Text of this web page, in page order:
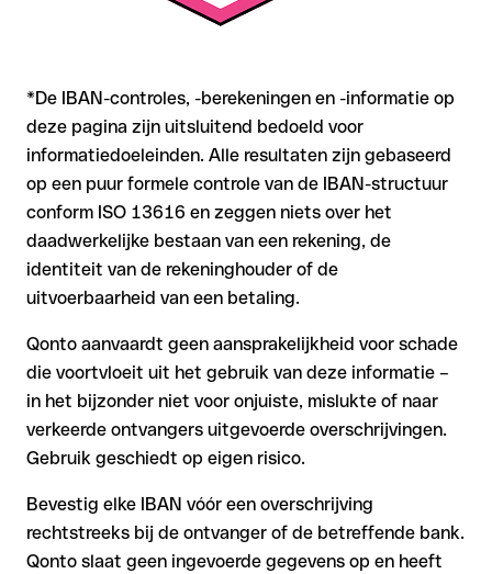
*De IBAN-controles, -berekeningen en -informatie op
deze pagina zijn uitsluitend bedoeld voor
informatiedoeleinden. Alle resultaten zijn gebaseerd
op een puur formele controle van de IBAN-structuur
conform ISO 13616 en zeggen niets over het
daadwerkelijke bestaan van een rekening, de
identiteit van de rekeninghouder of de
uitvoerbaarheid van een betaling.
Qonto aanvaardt geen aansprakelijkheid voor schade
die voortvloeit uit het gebruik van deze informatie –
in het bijzonder niet voor onjuiste, mislukte of naar
verkeerde ontvangers uitgevoerde overschrijvingen.
Gebruik geschiedt op eigen risico.
Bevestig elke IBAN vóór een overschrijving
rechtstreeks bij de ontvanger of de betreffende bank.
Qonto slaat geen ingevoerde gegevens op en heeft